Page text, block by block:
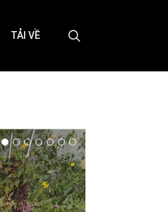
TẢI VỀ